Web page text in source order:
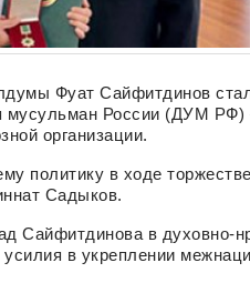
Фуат Сайфитдинов
мусульман России (ДУМ
организации.
политику в ходе
Садыков.
Сайфитдинова в духовно-
в укреплении